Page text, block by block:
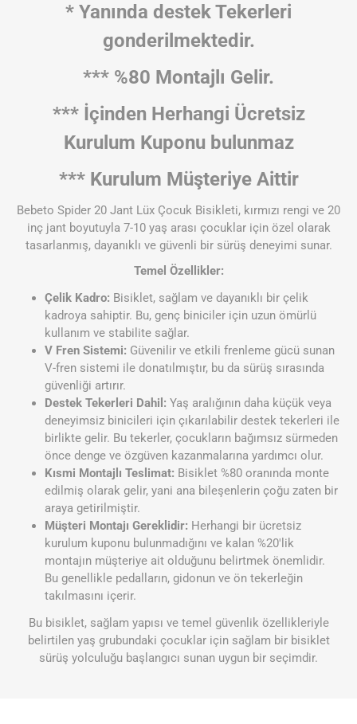
* Yanında destek Tekerleri
gonderilmektedir.
*** %80 Montajlı Gelir.
*** İçinden Herhangi Ücretsiz
Kurulum Kuponu bulunmaz
*** Kurulum Müşteriye Aittir
Bebeto Spider 20 Jant Lüx Çocuk Bisikleti, kırmızı rengi ve 20
inç jant boyutuyla 7-10 yaş arası çocuklar için özel olarak
tasarlanmış, dayanıklı ve güvenli bir sürüş deneyimi sunar.
Temel Özellikler:
Çelik Kadro: Bisiklet, sağlam ve dayanıklı bir çelik
kadroya sahiptir. Bu, genç biniciler için uzun ömürlü
kullanım ve stabilite sağlar.
V Fren Sistemi: Güvenilir ve etkili frenleme gücü sunan
V-fren sistemi ile donatılmıştır, bu da sürüş sırasında
güvenliği artırır.
Destek Tekerleri Dahil: Yaş aralığının daha küçük veya
deneyimsiz binicileri için çıkarılabilir destek tekerleri ile
birlikte gelir. Bu tekerler, çocukların bağımsız sürmeden
önce denge ve özgüven kazanmalarına yardımcı olur.
Kısmi Montajlı Teslimat: Bisiklet %80 oranında monte
edilmiş olarak gelir, yani ana bileşenlerin çoğu zaten bir
araya getirilmiştir.
Müşteri Montajı Gereklidir: Herhangi bir ücretsiz
kurulum kuponu bulunmadığını ve kalan %20'lik
montajın müşteriye ait olduğunu belirtmek önemlidir.
Bu genellikle pedalların, gidonun ve ön tekerleğin
takılmasını içerir.
Bu bisiklet, sağlam yapısı ve temel güvenlik özellikleriyle
belirtilen yaş grubundaki çocuklar için sağlam bir bisiklet
sürüş yolculuğu başlangıcı sunan uygun bir seçimdir.